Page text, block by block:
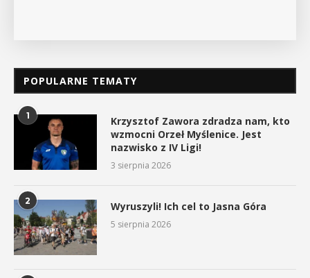
POPULARNE TEMATY
1
Krzysztof Zawora zdradza nam, kto
wzmocni Orzeł Myślenice. Jest
nazwisko z IV Ligi!
3 sierpnia 2026
2 Wyruszyli! Ich cel to Jasna Góra
5 sierpnia 2026